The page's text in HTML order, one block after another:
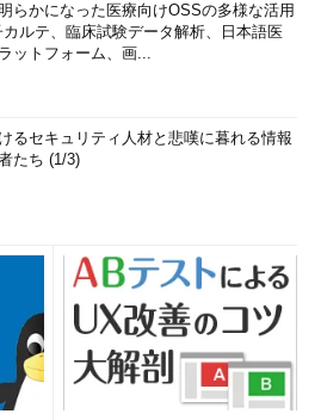
らかになった医療向けOSSの多様な活用
ルテ、臨床試験データ解析、日本語医
ットフォーム、画...
るセキュリティ人材と悲嘆に暮れる情報
たち (1/3)